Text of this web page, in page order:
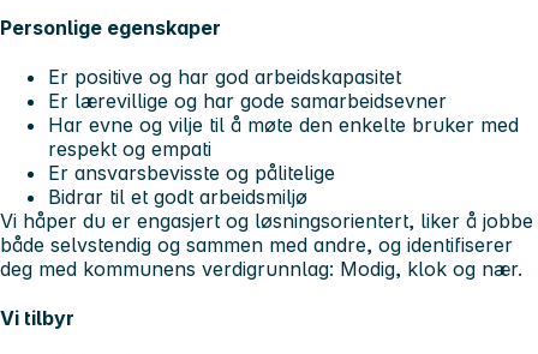
Personlige egenskaper
Er positive og har god arbeidskapasitet
Er lærevillige og har gode samarbeidsevner
Har evne og vilje til å møte den enkelte bruker med
respekt og empati
Er ansvarsbevisste og pålitelige
Bidrar til et godt arbeidsmiljø
Vi håper du er engasjert og løsningsorientert, liker å jobbe
både selvstendig og sammen med andre, og identifiserer
deg med kommunens verdigrunnlag: Modig, klok og nær.
Vi tilbyr